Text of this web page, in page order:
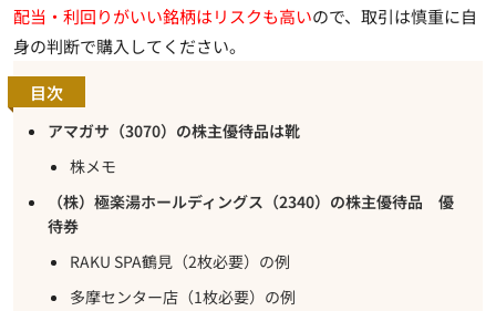
配当・利回りがいい銘柄はリスクも高いので、 取引は慎重に自
身の判断で購入してください。
目次
アマガサ（3070）の株主優待品は靴
株メモ
（株）極楽湯ホールディングス（2340）の株主優待品 優
待券
RAKU SPA鶴見（2枚必要）の例
多摩センター店（1枚必要）の例